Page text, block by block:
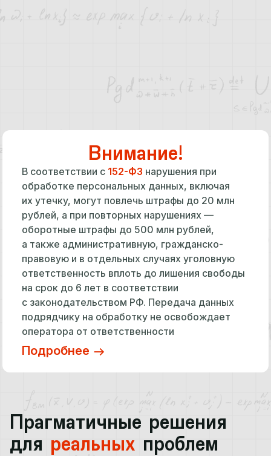
Внимание!
В соответствии с 152-ФЗ нарушения при
обработке персональных данных, включая
их утечку, могут повлечь штрафы до 20 млн
рублей, а при повторных нарушениях —
оборотные штрафы до 500 млн рублей,
а также административную, гражданско-
правовую и в отдельных случаях уголовную
ответственность вплоть до лишения свободы
на срок до 6 лет в соответствии
с законодательством РФ. Передача данных
подрядчику на обработку не освобождает
оператора от ответственности
Подробнее
Прагматичные решения
для реальных проблем